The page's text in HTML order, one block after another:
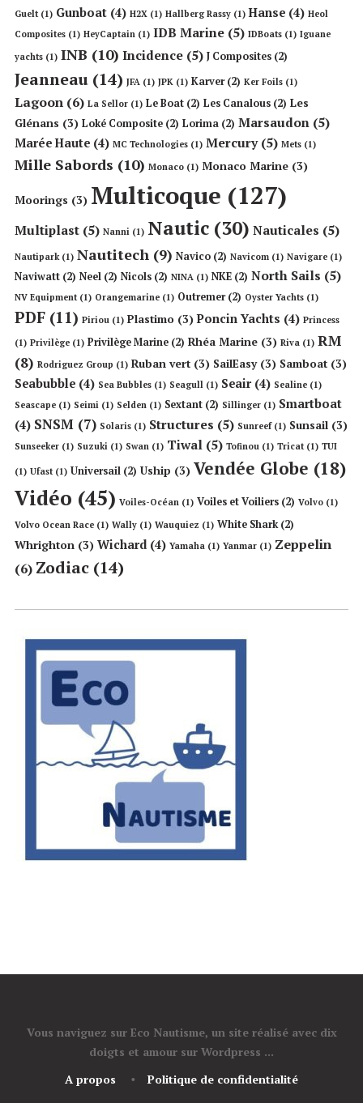
Guelt (1) Gunboat (4) H2X (1) Hallberg Rassy (1) Hanse (4) Heol
Composites (1) HeyCaptain (1) IDB Marine (5) IDBoats (1) Iguane
yachts (1) INB (10) Incidence (5) J Composites (2)
Jeanneau (14) JFA (1) JPK (1) Karver(2) Ker Foils (1)
Lagoon (6) La Sellor (1) Le Boat (2) Les Canalous (2) Les
Glénans (3) Loké Composite (2) Lorima (2) Marsaudon (5)
Marée Haute (4) MC Technologies (1) Mercury(5) Mets (1)
Mille Sabords (10) Monaco (1) Monaco Marine (3)
Moorings (3) Multicoque (127)
Multiplast (5) Nanni (1) Nautic (30) Nauticales (5)
Nautipark (1) Nautitech (9) Navico (2) Navicom (1) Navigare (1)
Naviwatt (2) Neel (2) Nicols (2) NINA (1) NKE (2) North Sails (5)
NV Equipment (1) Orangemarine (1) Outremer(2) Oyster Yachts (1)
PDF (11) Piriou (1) Plastimo (3) Poncin Yachts (4) Princess
(1) Privilège (1) Privilège Marine (2) Rhéa Marine (3) Riva (1) RM
(8) Rodriguez Group (1) Ruban vert (3) SailEasy(3) Samboat (3)
Seabubble (4) Sea Bubbles (1) Seagull (1) Seair(4) Sealine (1)
Seascape (1) Seimi (1) Selden (1) Sextant (2) Sillinger (1) Smartboat
(4) SNSM (7) Solaris (1) Structures (5) Sunreef(1) Sunsail (3)
Sunseeker (1) Suzuki (1) Swan (1) Tiwal (5) Tofinou (1) Tricat (1) TUI
(1) Ufast (1) Universail (2) Uship (3) Vendée Globe (18)
Vidéo (45) Voiles-Océan (1) Voiles et Voiliers (2) Volvo (1)
Volvo Ocean Race (1) Wally (1) Wauquiez (1) White Shark(2)
Whrighton (3) Wichard (4) Yamaha (1) Yanmar (1) Zeppelin
(6) Zodiac (14)
Vous naviguez sur Eco Nautisme, un site réalisé avec dix
doigts et amour sur Wordpress ...
A propos
Politique de confidentialité